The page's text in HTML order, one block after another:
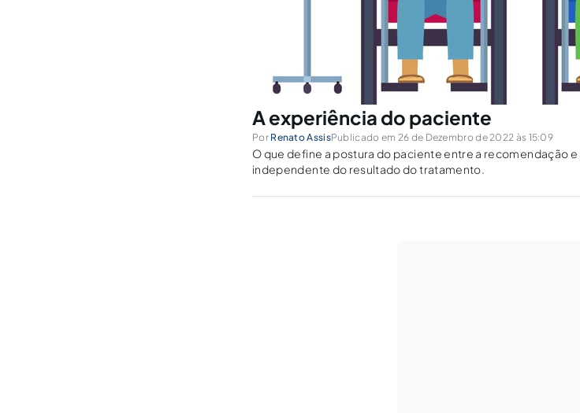
A experiência do paciente
Por Renato AssisPublicado em 26 de Dezembro de 2022 às 15:09
O que define a postura do paciente entre a recomendação e
independente do resultado do tratamento.